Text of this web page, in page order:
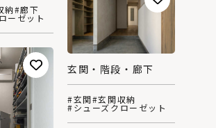
納#廊下
ーゼット
玄関・階段・廊下
#玄関#玄関収納
#シューズクローゼット